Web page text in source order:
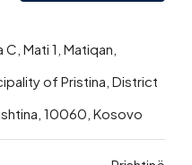
C, Mati 1, Matiqan,
of Pristina, District
10060, Kosovo